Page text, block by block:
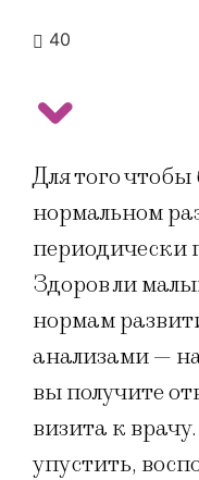
40
Для того
нормальном
периодически
Здоров ли
нормам
анализами —
вы получите
визита к
упустить,